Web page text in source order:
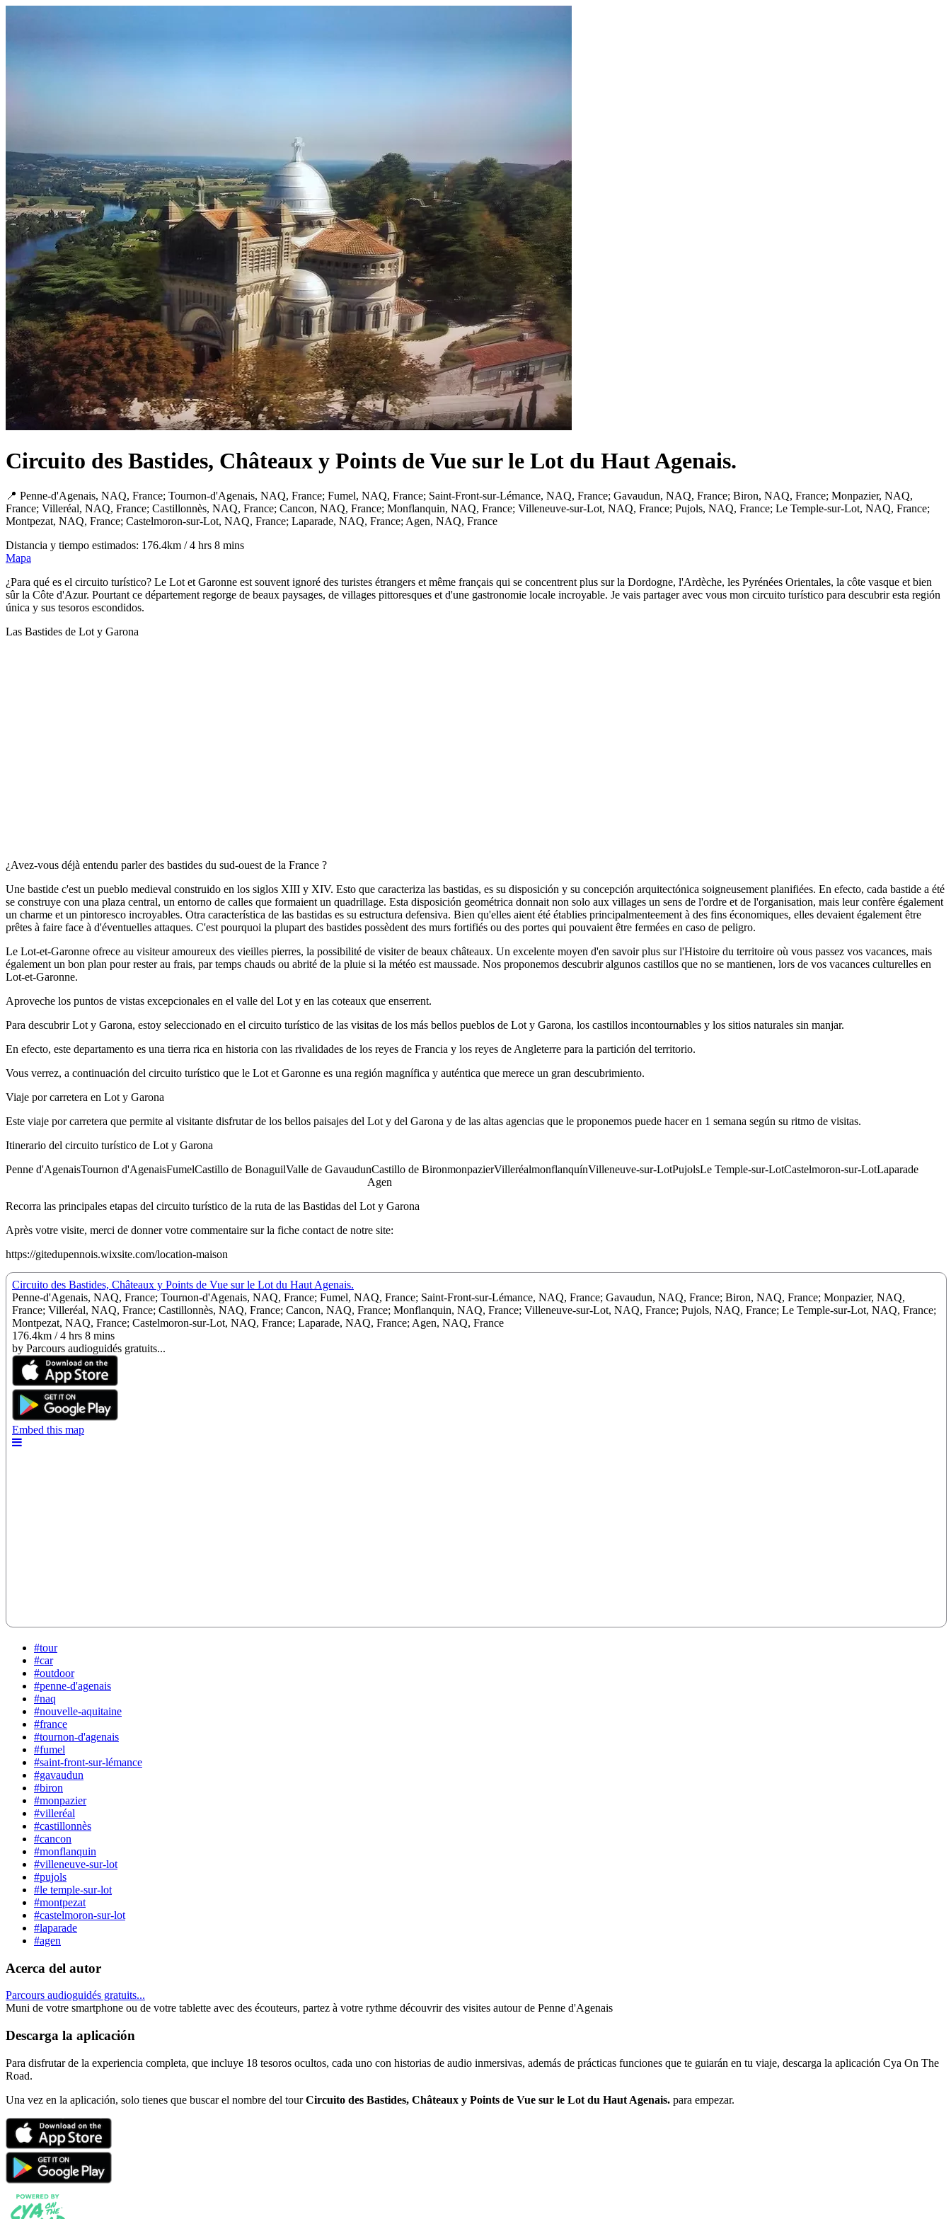
Circuito des Bastides, Châteaux y Points de Vue sur le Lot du Haut Agenais.
📍 Penne-d'Agenais, NAQ, France; Tournon-d'Agenais, NAQ, France; Fumel, NAQ, France; Saint-Front-sur-Lémance, NAQ, France; Gavaudun, NAQ, France; Biron, NAQ, France; Monpazier, NAQ,
France; Villeréal, NAQ, France; Castillonnès, NAQ, France; Cancon, NAQ, France; Monflanquin, NAQ, France; Villeneuve-sur-Lot, NAQ, France; Pujols, NAQ, France; Le Temple-sur-Lot, NAQ, France;
Montpezat, NAQ, France; Castelmoron-sur-Lot, NAQ, France; Laparade, NAQ, France; Agen, NAQ, France
Distancia y tiempo estimados: 176.4km / 4 hrs 8 mins
Mapa
¿Para qué es el circuito turístico? Le Lot et Garonne est souvent ignoré des turistes étrangers et même français qui se concentrent plus sur la Dordogne, l'Ardèche, les Pyrénées Orientales, la côte vasque et bien
sûr la Côte d'Azur. Pourtant ce département regorge de beaux paysages, de villages pittoresques et d'une gastronomie locale incroyable. Je vais partager avec vous mon circuito turístico para descubrir esta región
única y sus tesoros escondidos.
Las Bastides de Lot y Garona
¿Avez-vous déjà entendu parler des bastides du sud-ouest de la France ?
Une bastide c'est un pueblo medieval construido en los siglos XIII y XIV. Esto que caracteriza las bastidas, es su disposición y su concepción arquitectónica soigneusement planifiées. En efecto, cada bastide a été
se construye con una plaza central, un entorno de calles que formaient un quadrillage. Esta disposición geométrica donnait non solo aux villages un sens de l'ordre et de l'organisation, mais leur confère également
un charme et un pintoresco incroyables. Otra característica de las bastidas es su estructura defensiva. Bien qu'elles aient été établies principalmenteement à des fins économiques, elles devaient également être
prêtes à faire face à d'éventuelles attaques. C'est pourquoi la plupart des bastides possèdent des murs fortifiés ou des portes qui pouvaient être fermées en caso de peligro.
Le Lot-et-Garonne ofrece au visiteur amoureux des vieilles pierres, la possibilité de visiter de beaux châteaux. Un excelente moyen d'en savoir plus sur l'Histoire du territoire où vous passez vos vacances, mais
également un bon plan pour rester au frais, par temps chauds ou abrité de la pluie si la météo est maussade. Nos proponemos descubrir algunos castillos que no se mantienen, lors de vos vacances culturelles en
Lot-et-Garonne.
Aproveche los puntos de vistas excepcionales en el valle del Lot y en las coteaux que enserrent.
Para descubrir Lot y Garona, estoy seleccionado en el circuito turístico de las visitas de los más bellos pueblos de Lot y Garona, los castillos incontournables y los sitios naturales sin manjar.
En efecto, este departamento es una tierra rica en historia con las rivalidades de los reyes de Francia y los reyes de Angleterre para la partición del territorio.
Vous verrez, a continuación del circuito turístico que le Lot et Garonne es una región magnífica y auténtica que merece un gran descubrimiento.
Viaje por carretera en Lot y Garona
Este viaje por carretera que permite al visitante disfrutar de los bellos paisajes del Lot y del Garona y de las altas agencias que le proponemos puede hacer en 1 semana según su ritmo de visitas.
Itinerario del circuito turístico de Lot y Garona
Penne d'AgenaisTournon d'AgenaisFumelCastillo de BonaguilValle de GavaudunCastillo de BironmonpazierVilleréalmonflanquínVilleneuve-sur-LotPujolsLe Temple-sur-LotCastelmoron-sur-LotLaparade
Agen
Recorra las principales etapas del circuito turístico de la ruta de las Bastidas del Lot y Garona
Après votre visite, merci de donner votre commentaire sur la fiche contact de notre site:
https://gitedupennois.wixsite.com/location-maison
#tour
#car
#outdoor
#penne-d'agenais
#naq
#nouvelle-aquitaine
#france
#tournon-d'agenais
#fumel
#saint-front-sur-lémance
#gavaudun
#biron
#monpazier
#villeréal
#castillonnès
#cancon
#monflanquin
#villeneuve-sur-lot
#pujols
#le temple-sur-lot
#montpezat
#castelmoron-sur-lot
#laparade
#agen
Acerca del autor
Parcours audioguidés gratuits...
Muni de votre smartphone ou de votre tablette avec des écouteurs, partez à votre rythme découvrir des visites autour de Penne d'Agenais
Descarga la aplicación
Para disfrutar de la experiencia completa, que incluye 18 tesoros ocultos, cada uno con historias de audio inmersivas, además de prácticas funciones que te guiarán en tu viaje, descarga la aplicación Cya On The
Road.
Una vez en la aplicación, solo tienes que buscar el nombre del tourCircuito des Bastides, Châteaux y Points de Vue sur le Lot du Haut Agenais. para empezar.